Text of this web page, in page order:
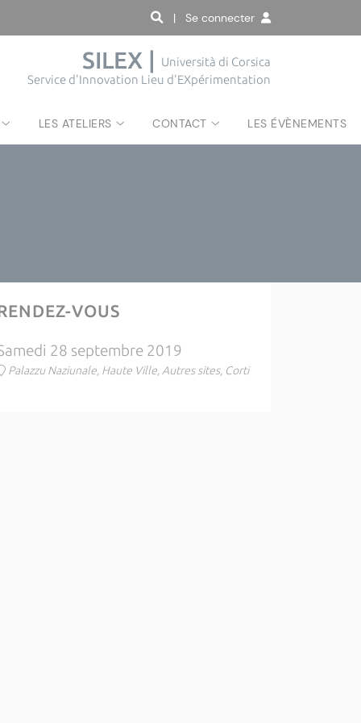
| Se connecter
SILEX |
Università di Corsica
Service d'Innovation Lieu d'EXpérimentation
LES ATELIERS CONTACT LES ÉVÈNEMENTS
VOUS
28 septembre 2019
Palazzu Naziunale, Haute Ville, Autres sites, Corti